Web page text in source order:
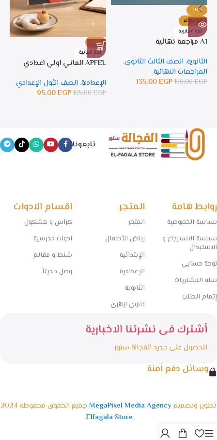
-10%
غير متوفر
لغة انجليزية
A1 مراجعة نهائية
الثانوية, الصف الثالث الثانوي,
المراجعات النهائية
150,00EGP
135,00EGP
-10%
لغة المانية
APFEL الماني اولي اعدادي
الإعدادية, الصف الأول الإعدادي
105,00EGP
95,00EGP
تابعونا
روابط هامة
سياسة الخصوصية
سياسة الاسترجاع و
الاستبدال
لوحة حسابي
سلة المشتريات
إتمام الطلب
المتجر
المتجر
رياض الأطفال
الإبتدائية
الإعدادية
الثانوية
ثانوى ازهرى
اقسام الادوات
كراس و كشكول
ادوات مدرسية
شنط و مقالم
وصل حديثاً
أشترك فى نشرتنا الاخبارية
للحصول على جديد الفجالة ستور
وسائل دفع أمنة
تطوير وتصميمMegaPixel Media Agency جميع الحقوق محفوظة 2024
Elfagala Store
.